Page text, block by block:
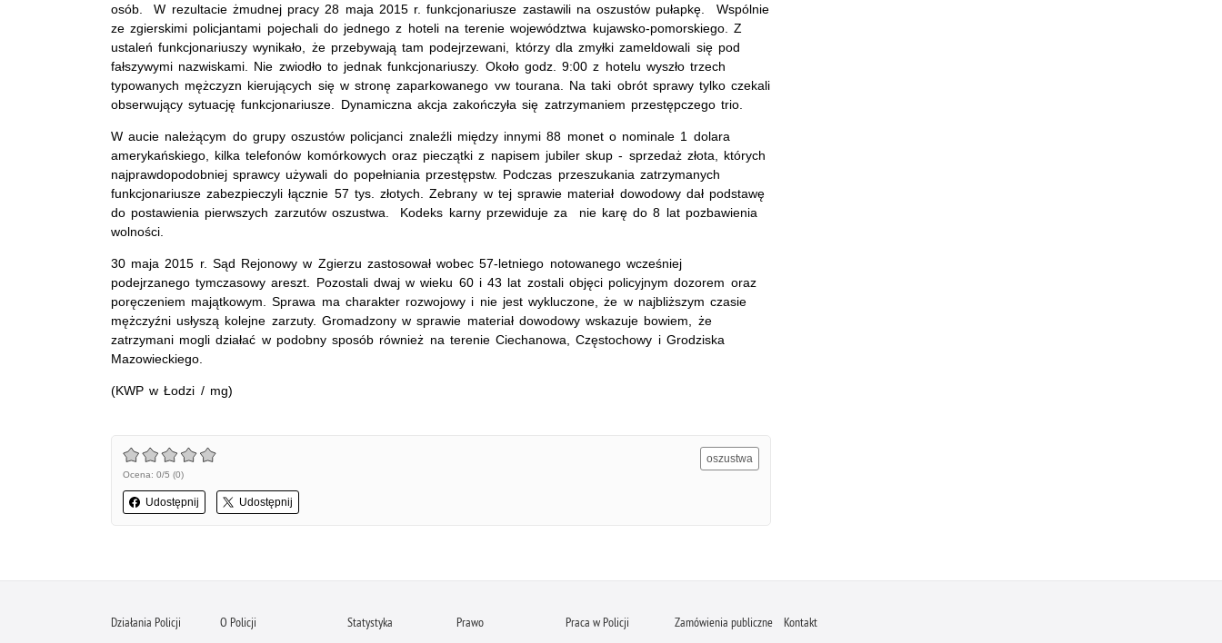
osób. W rezultacie żmudnej pracy 28 maja 2015 r. funkcjonariusze zastawili na oszustów pułapkę. Wspólnie
ze zgierskimi policjantami pojechali do jednego z hoteli na terenie województwa kujawsko-pomorskiego. Z
ustaleń funkcjonariuszy wynikało, że przebywają tam podejrzewani, którzy dla zmyłki zameldowali się pod
fałszywymi nazwiskami. Nie zwiodło to jednak funkcjonariuszy. Około godz. 9:00 z hotelu wyszło trzech
typowanych mężczyzn kierujących się w stronę zaparkowanego vw tourana. Na taki obrót sprawy tylko czekali
obserwujący sytuację funkcjonariusze. Dynamiczna akcja zakończyła się zatrzymaniem przestępczego trio.
W aucie należącym do grupy oszustów policjanci znaleźli między innymi 88 monet o nominale 1 dolara
amerykańskiego, kilka telefonów komórkowych oraz pieczątki z napisem jubiler skup - sprzedaż złota, których
najprawdopodobniej sprawcy używali do popełniania przestępstw. Podczas przeszukania zatrzymanych
funkcjonariusze zabezpieczyli łącznie 57 tys. złotych. Zebrany w tej sprawie materiał dowodowy dał podstawę
do postawienia pierwszych zarzutów oszustwa. Kodeks karny przewiduje za nie karę do 8 lat pozbawienia
wolności.
30 maja 2015 r. Sąd Rejonowy w Zgierzu zastosował wobec 57-letniego notowanego wcześniej
podejrzanego tymczasowy areszt. Pozostali dwaj w wieku 60 i 43 lat zostali objęci policyjnym dozorem oraz
poręczeniem majątkowym. Sprawa ma charakter rozwojowy i nie jest wykluczone, że w najbliższym czasie
mężczyźni usłyszą kolejne zarzuty. Gromadzony w sprawie materiał dowodowy wskazuje bowiem, że
zatrzymani mogli działać w podobny sposób również na terenie Ciechanowa, Częstochowy i Grodziska
Mazowieckiego.
(KWP w Łodzi / mg)
Ocena: 0/5 (0)
Udostępnij Udostępnij
oszustwa
Polemiki i sprostowania
Działania Policji O Policji Statystyka Prawo Praca w Policji Zamówienia publiczne Kontakt